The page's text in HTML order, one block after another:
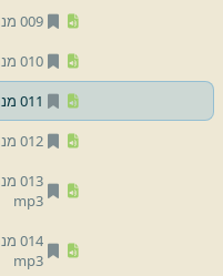
009 מנחות ג,
010 מנחות ה,
011 מנחות ז,
012 מנחות ט,
013 מנחות י,
mp3
014 מנחות חולין י,
mp3